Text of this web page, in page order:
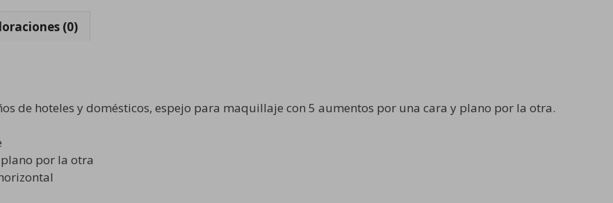
(0)
de hoteles y domésticos, espejo para maquillaje con 5 aumentos por una cara y plano por la otra.
por la otra